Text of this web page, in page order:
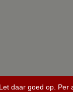
daar goed op. Per